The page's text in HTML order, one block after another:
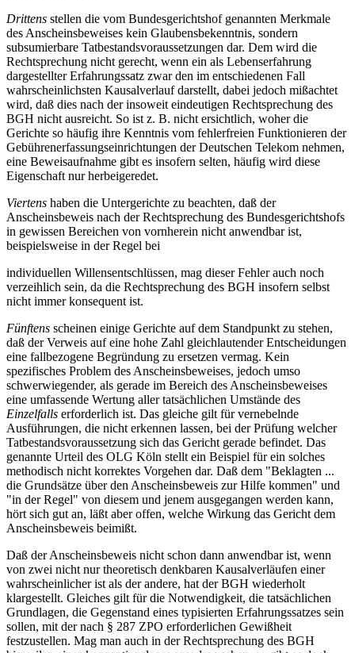
Drittens stellen die vom Bundesgerichtshof genannten Merkmale
des Anscheinsbeweises kein Glaubensbekenntnis, sondern
subsumierbare Tatbestandsvoraussetzungen dar. Dem wird die
Rechtsprechung nicht gerecht, wenn ein als Lebenserfahrung
dargestellter Erfahrungssatz zwar den im entschiedenen Fall
wahrscheinlichsten Kausalverlauf darstellt, dabei jedoch mißachtet
wird, daß dies nach der insoweit eindeutigen Rechtsprechung des
BGH nicht ausreicht. So ist z. B. nicht ersichtlich, woher die
Gerichte so häufig ihre Kenntnis vom fehlerfreien Funktionieren der
Gebührenerfassungseinrichtungen der Deutschen Telekom nehmen,
eine Beweisaufnahme gibt es insofern selten, häufig wird diese
Eigenschaft nur herbeigeredet.
Viertens haben die Untergerichte zu beachten, daß der
Anscheinsbeweis nach der Rechtsprechung des Bundesgerichtshofs
in gewissen Bereichen von vornherein nicht anwendbar ist,
beispielsweise in der Regel bei
individuellen Willensentschlüssen, mag dieser Fehler auch noch
verzeihlich sein, da die Rechtsprechung des BGH insofern selbst
nicht immer konsequent ist.
Fünftens scheinen einige Gerichte auf dem Standpunkt zu stehen,
daß der Verweis auf eine hohe Zahl gleichlautender Entscheidungen
eine fallbezogene Begründung zu ersetzen vermag. Kein
spezifisches Problem des Anscheinsbeweises, jedoch umso
schwerwiegender, als gerade im Bereich des Anscheinsbeweises
eine umfassende Wertung aller tatsächlichen Umstände des
Einzelfalls erforderlich ist. Das gleiche gilt für vernebelnde
Ausführungen, die nicht erkennen lassen, bei der Prüfung welcher
Tatbestandsvoraussetzung sich das Gericht gerade befindet. Das
genannte Urteil des OLG Köln stellt ein Beispiel für ein solches
methodisch nicht korrektes Vorgehen dar. Daß dem "Beklagten ...
die Grundsätze über den Anscheinsbeweis zur Hilfe kommen" und
"in der Regel" von diesem und jenem ausgegangen werden kann,
hört sich gut an, läßt aber offen, welche Wirkung das Gericht dem
Anscheinsbeweis beimißt.
Daß der Anscheinsbeweis nicht schon dann anwendbar ist, wenn
von zwei nicht nur theoretisch denkbaren Kausalverläufen einer
wahrscheinlicher ist als der andere, hat der BGH wiederholt
klargestellt. Gleiches gilt für die Notwendigkeit, die tatsächlichen
Grundlagen, die Gegenstand eines typisierten Erfahrungssatzes sein
sollen, mit der nach § 287 ZPO erforderlichen Gewißheit
festzustellen. Mag man auch in der Rechtsprechung des BGH